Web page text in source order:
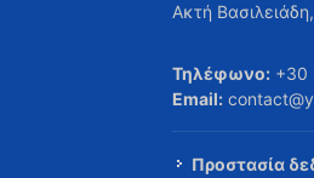
Ακτή
Τηλέφωνο: +30
Email:
Προστασία